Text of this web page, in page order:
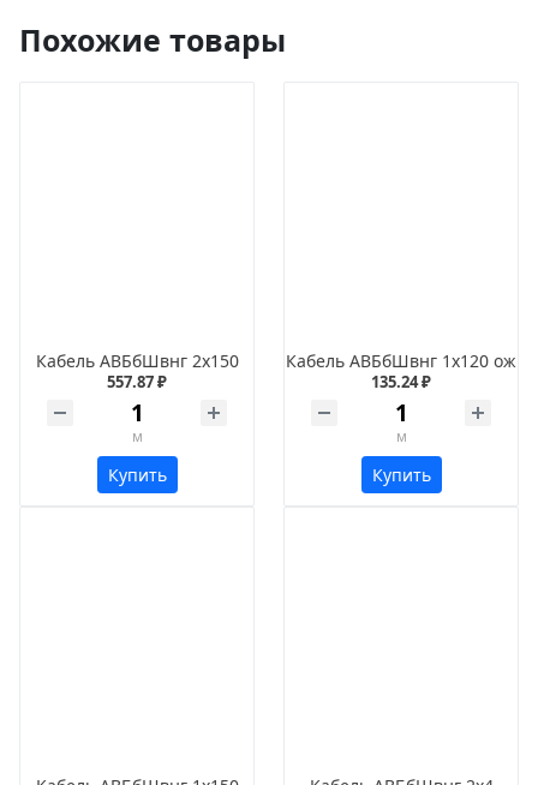
Похожие товары
Кабель АВБбШвнг 2х150
557.87 ₽
м
Купить
Кабель АВБбШвнг 1х120 ож
135.24 ₽
м
Купить